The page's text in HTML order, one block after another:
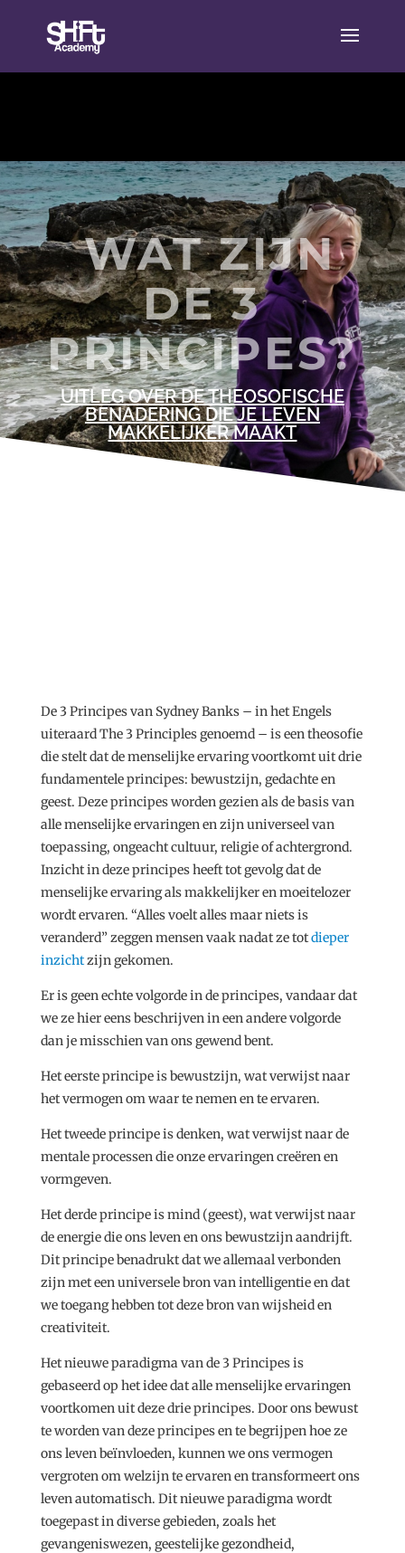
WAT ZIJN
DE 3
PRINCIPES?
UITLEG OVER DE THEOSOFISCHE
BENADERING DIE JE LEVEN
MAKKELIJKER MAAKT
De 3 Principes van Sydney Banks – in het Engels
uiteraard The 3 Principles genoemd – is een theosofie
die stelt dat de menselijke ervaring voortkomt uit drie
fundamentele principes: bewustzijn, gedachte en
geest. Deze principes worden gezien als de basis van
alle menselijke ervaringen en zijn universeel van
toepassing, ongeacht cultuur, religie of achtergrond.
Inzicht in deze principes heeft tot gevolg dat de
menselijke ervaring als makkelijker en moeitelozer
wordt ervaren. “Alles voelt alles maar niets is
veranderd” zeggen mensen vaak nadat ze totdieper
inzichtzijn gekomen.
Er is geen echte volgorde in de principes, vandaar dat
we ze hier eens beschrijven in een andere volgorde
dan je misschien van ons gewend bent.
Het eerste principe is bewustzijn, wat verwijst naar
het vermogen om waar te nemen en te ervaren.
Het tweede principe is denken, wat verwijst naar de
mentale processen die onze ervaringen creëren en
vormgeven.
Het derde principe is mind (geest), wat verwijst naar
de energie die ons leven en ons bewustzijn aandrijft.
Dit principe benadrukt dat we allemaal verbonden
zijn met een universele bron van intelligentie en dat
we toegang hebben tot deze bron van wijsheid en
creativiteit.
Het nieuwe paradigma van de 3 Principes is
gebaseerd op het idee dat alle menselijke ervaringen
voortkomen uit deze drie principes. Door ons bewust
te worden van deze principes en te begrijpen hoe ze
ons leven beïnvloeden, kunnen we ons vermogen
vergroten om welzijn te ervaren en transformeert ons
leven automatisch. Dit nieuwe paradigma wordt
toegepast in diverse gebieden, zoals het
gevangeniswezen, geestelijke gezondheid,